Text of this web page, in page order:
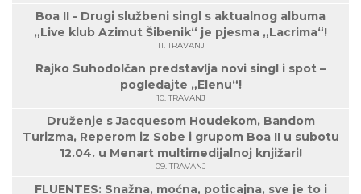
Boa II - Drugi službeni singl s aktualnog albuma
„Live klub Azimut Šibenik“ je pjesma „Lacrima“!
11. TRAVANJ
Rajko Suhodolčan predstavlja novi singl i spot –
pogledajte „Elenu“!
10. TRAVANJ
Druženje s Jacquesom Houdekom, Bandom
Turizma, Reperom iz Sobe i grupom Boa II u subotu
12.04. u Menart multimedijalnoj knjižari!
09. TRAVANJ
FLUENTES: Snažna, moćna, poticajna, sve je to i